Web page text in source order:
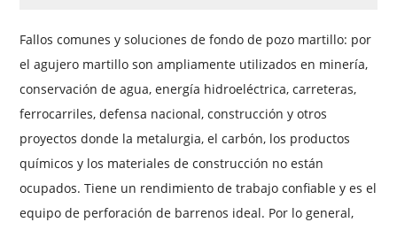
Fallos comunes y soluciones de fondo de pozo martillo: por
el agujero martillo son ampliamente utilizados en minería,
conservación de agua, energía hidroeléctrica, carreteras,
ferrocarriles, defensa nacional, construcción y otros
proyectos donde la metalurgia, el carbón, los productos
químicos y los materiales de construcción no están
ocupados. Tiene un rendimiento de trabajo confiable y es el
equipo de perforación de barrenos ideal. Por lo general,